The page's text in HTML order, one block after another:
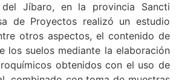
Jíbaro, en la provincia Sancti
de Proyectos realizó un estudio
otros aspectos, el contenido de
los suelos mediante la elaboración
obtenidos con el uso de